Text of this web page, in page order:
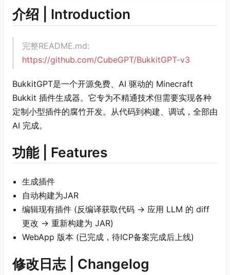
介绍 | Introduction
完整README.md:
https://github.com/CubeGPT/BukkitGPT-v3
BukkitGPT是一个开源免费、AI 驱动的 Minecraft
Bukkit 插件生成器。它专为不精通技术但需要实现各种
定制小型插件的腐竹开发。从代码到构建、调试，全部由
AI 完成。
功能 | Features
生成插件
自动构建为JAR
编辑现有插件 (反编译获取代码 -> 应用 LLM 的 diff
更改 -> 重新构建为 JAR)
WebApp 版本 (已完成，待ICP备案完成后上线)
修改日志 | Changelog